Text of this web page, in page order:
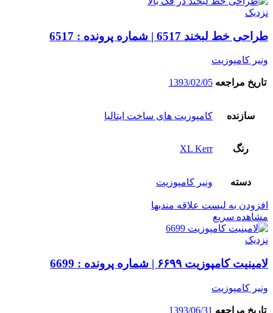
نزدیک
طراحی خط لبخند 6517 | شماره پرونده : 6517
ونیر کامپوزیت
تاریخ مراجعه 1393/02/05
سازنده کامپوزیت های ساخت ایتالیا
رنگ XL Kerr
دسته ونیر کامپوزیت
افزودن به لیست علاقه مندیها
مشاهده سریع
نزدیک
لامینیت کامپوزیت ۶۶۹۹ | شماره پرونده : 6699
ونیر کامپوزیت
تاریخ مراجعه 1393/06/31